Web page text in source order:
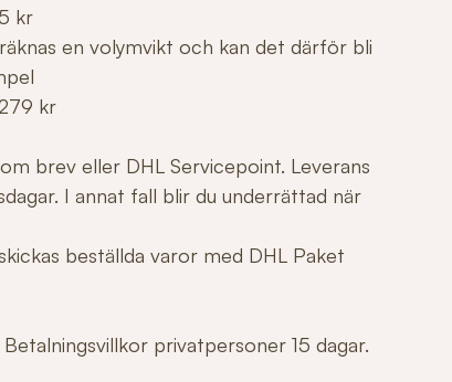
kr
en volymvikt och kan det därför bli
kr
brev eller DHL Servicepoint. Leverans
I annat fall blir du underrättad när
beställda varor med DHL Paket
privatpersoner 15 dagar.